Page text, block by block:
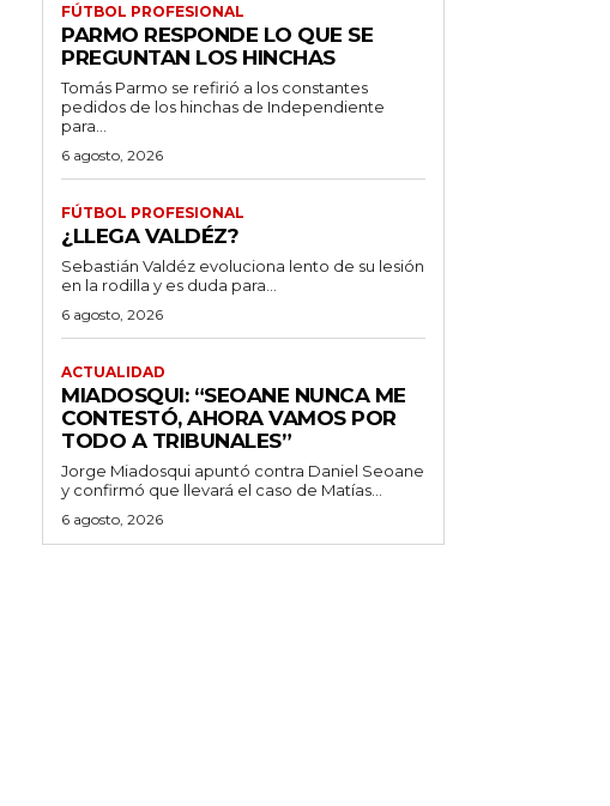
FÚTBOL PROFESIONAL
PARMO RESPONDE LO QUE SE
PREGUNTAN LOS HINCHAS
Tomás Parmo se refirió a los constantes
pedidos de los hinchas de Independiente
para...
6 agosto, 2026
FÚTBOL PROFESIONAL
¿LLEGA VALDÉZ?
Sebastián Valdéz evoluciona lento de su lesión
en la rodilla y es duda para...
6 agosto, 2026
ACTUALIDAD
MIADOSQUI: “SEOANE NUNCA ME
CONTESTÓ, AHORA VAMOS POR
TODO A TRIBUNALES”
Jorge Miadosqui apuntó contra Daniel Seoane
y confirmó que llevará el caso de Matías...
6 agosto, 2026